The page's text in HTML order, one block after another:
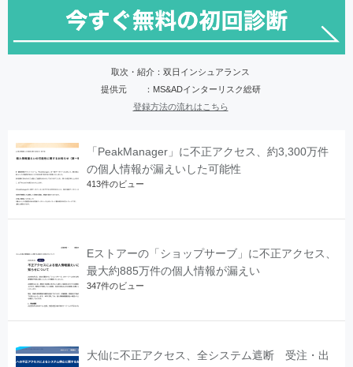
取次・紹介：双日インシュアランス
提供元 ：MS&ADインターリスク総研
登録方法の流れはこちら
「PeakManager」に不正アクセス、約3,300万件
の個人情報が漏えいした可能性
413件のビュー
Eストアーの「ショップサーブ」に不正アクセス、
最大約885万件の個人情報が漏えい
347件のビュー
大仙に不正アクセス、全システム遮断 受注・出